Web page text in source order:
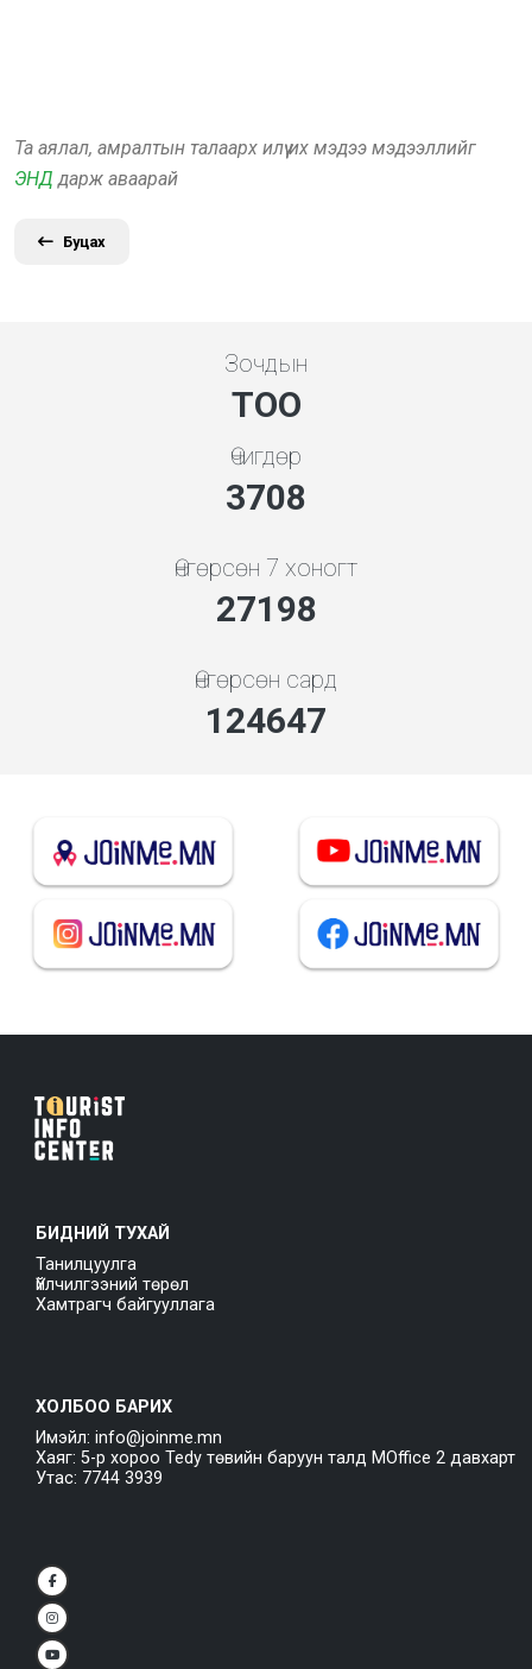
Та аялал, амралтын талаарх илүү их мэдээ мэдээллийг
ЭНД дарж аваарай
Буцах
Зочдын
ТОО
Өчигдөр
3994
Өнгөрсөн 7 хоногт
29290
Өнгөрсөн сард
134235
БИДНИЙ ТУХАЙ
Танилцуулга
Үйлчилгээний төрөл
Хамтрагч байгууллага
ХОЛБОО БАРИХ
Имэйл: info@joinme.mn
Хаяг: 5-р хороо Tedy төвийн баруун талд MOffice 2 давхарт
Утас: 7744 3939